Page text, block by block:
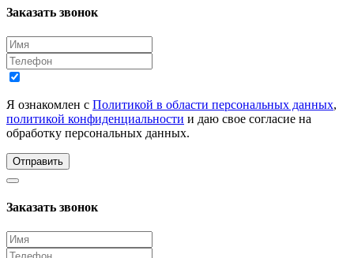
Заказать звонок
Я ознакомлен с Политикой в области персональных данных,
политикой конфиденциальности и даю свое согласие на
обработку персональных данных.
Отправить
Заказать звонок